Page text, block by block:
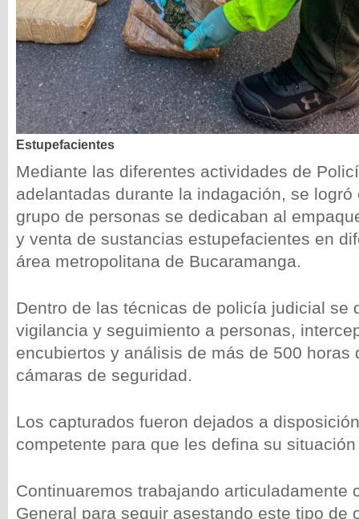
Estupefacientes
Mediante las diferentes actividades de
adelantadas durante la indagación, se
grupo de personas se dedicaban al
y venta de sustancias estupefacientes en
área metropolitana de Bucaramanga.
Dentro de las técnicas de policía judicial se
vigilancia y seguimiento a personas,
encubiertos y análisis de más de 500 horas
cámaras de seguridad.
Los capturados fueron dejados a
competente para que les defina su
Continuaremos trabajando articuladamente
General para seguir asestando este tipo de